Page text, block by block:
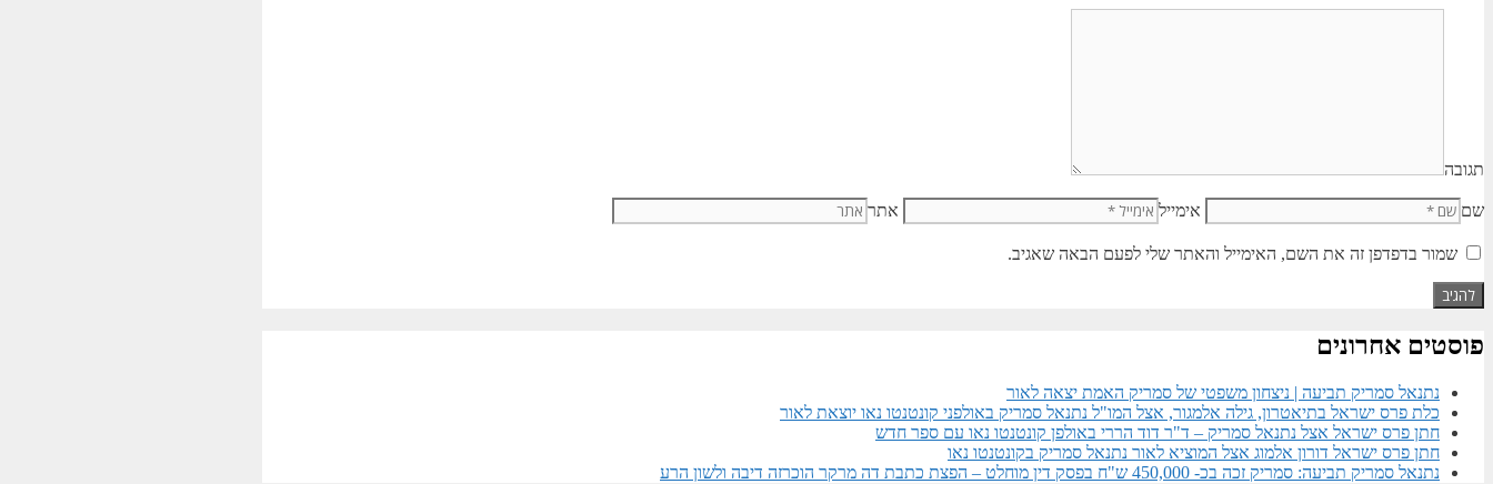
תגובה
שם אימייל אתר
שמור בדפדפן זה את השם, האימייל והאתר שלי לפעם הבאה שאגיב.
פוסטים אחרונים
נתנאל סמריק תביעה | ניצחון משפטי של סמריק האמת יצאה לאור
כלת פרס ישראל בתיאטרון, גילה אלמגור, אצל המו"ל נתנאל סמריק באולפני קונטנטו נאו יוצאת לאור
חתן פרס ישראל אצל נתנאל סמריק – ד"ר דוד הררי באולפן קונטנטו נאו עם ספר חדש
חתן פרס ישראל דורון אלמוג אצל המוציא לאור נתנאל סמריק בקונטנטו נאו
נתנאל סמריק תביעה: סמריק זכה בכ- 450,000 ש"ח בפסק דין מוחלט – הפצת כתבת דה מרקר הוכרזה דיבה ולשון הרע